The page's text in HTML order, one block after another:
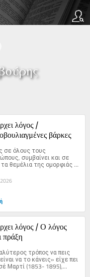
λόγος /
βάρκες
σε όλους τους
συμβαίνει και σε
θεμέλια της ομορφιάς
λόγος / Ο λόγος
πράξη
τρόπος να πεις
να το κάνεις» είχε πει
Μαρτί (1853- 1895),...